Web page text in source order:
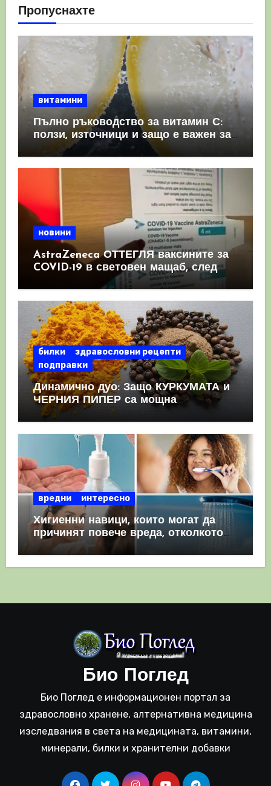
Пропуснахте
витамини
Пълно ръководство за витамин С:
ползи, източници и защо е важен за
имунната система
новини
AstraZeneca ОТТЕГЛЯ ваксините за
COVID-19 в световен мащаб, след
като призна, че те причиняват
билки
здравословни рецепти
подправки
Динамично дуо: Защо КУРКУМАТА и
ЧЕРНИЯ ПИПЕР са мощна
комбинация
вредни интересно
Хигиенни навици, които могат да
причинят повече вреда, отколкото
полза
Био Поглед
Био Поглед е информационен портал за
здравословно хранене, алтернативна медицина
изследвания в света на медицината, витамини,
минерали, билки и хранителни добавки